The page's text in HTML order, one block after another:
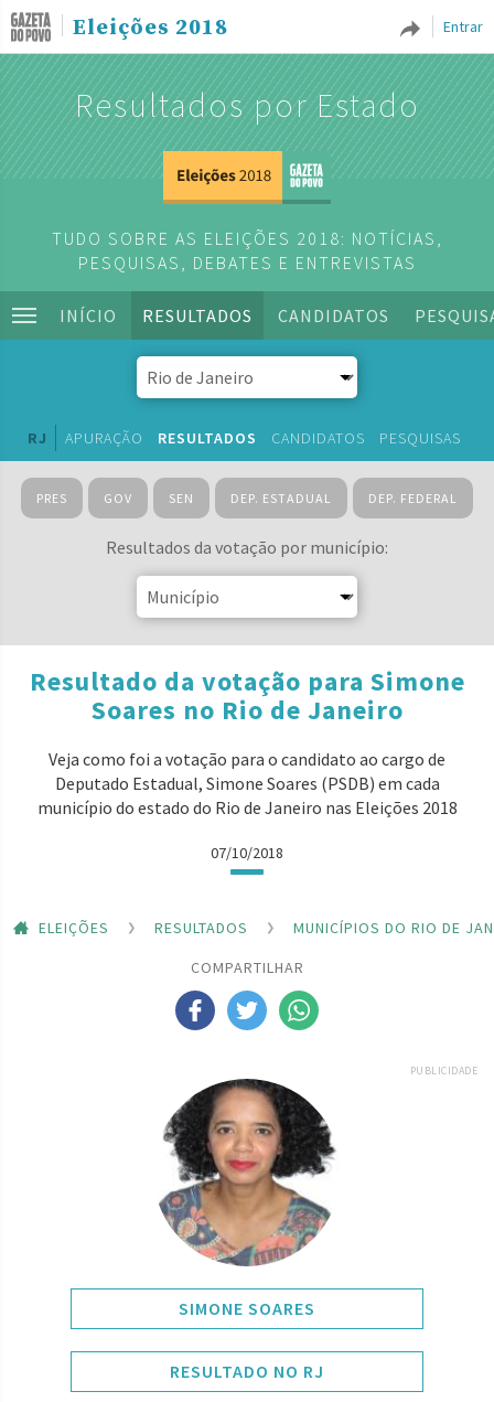
Entrar
Eleições 2018
Resultados por Estado
TUDO SOBRE AS ELEIÇÕES 2018: NOTÍCIAS,
PESQUISAS, DEBATES E ENTREVISTAS
INÍCIO RESULTADOS CANDIDATOS
RJ APURAÇÃO RESULTADOS CANDIDATOS PESQUISAS
PRES GOV SEN DEP. ESTADUAL DEP. FEDERAL
Resultados da votação por município:
Resultado da votação para Simone
Soares no Rio de Janeiro
Veja como foi a votação para o candidato ao cargo de
Deputado Estadual, Simone Soares (PSDB) em cada
município do estado do Rio de Janeiro nas Eleições 2018
07/10/2018
ELEIÇÕES RESULTADOS
MUNICÍPIOS DO RIO DE
COMPARTILHAR
PUBLICIDADE
SIMONE SOARES
RESULTADO NO RJ